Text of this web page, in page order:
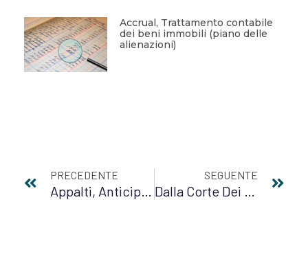
Accrual, Trattamento contabile
dei beni immobili (piano delle
alienazioni)
PRECEDENTE SEGUENTE